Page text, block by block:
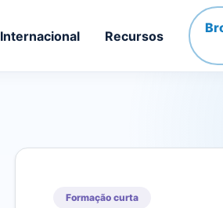
Internacional Recursos
Formação curta